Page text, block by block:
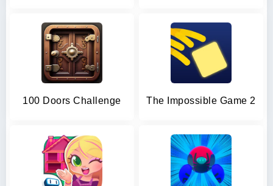
100 Doors Challenge The Impossible Game 2